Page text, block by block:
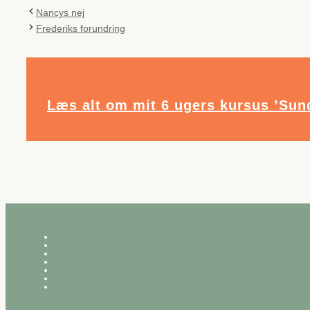
Nancys nej
Frederiks forundring
Læs alt om mit 6 ugers kursus